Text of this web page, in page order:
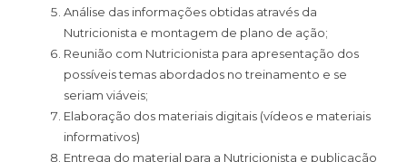
Análise das informações obtidas através da
Nutricionista e montagem de plano de ação;
Reunião com Nutricionista para apresentação dos
possíveis temas abordados no treinamento e se
seriam viáveis;
Elaboração dos materiais digitais (vídeos e materiais
informativos)
Entrega do material para a Nutricionista e publicação